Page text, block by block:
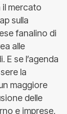
mercato
sulla
fanalino di
alle
E se l’agenda
la
maggiore
delle
e imprese,